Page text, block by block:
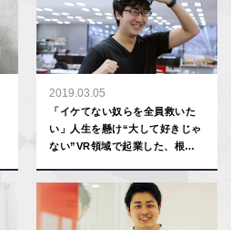
2019.03.05
「イケてない奴らを全員救いた
い」人生を懸け“大して好きじゃ
ない”VR領域で起業した、根暗